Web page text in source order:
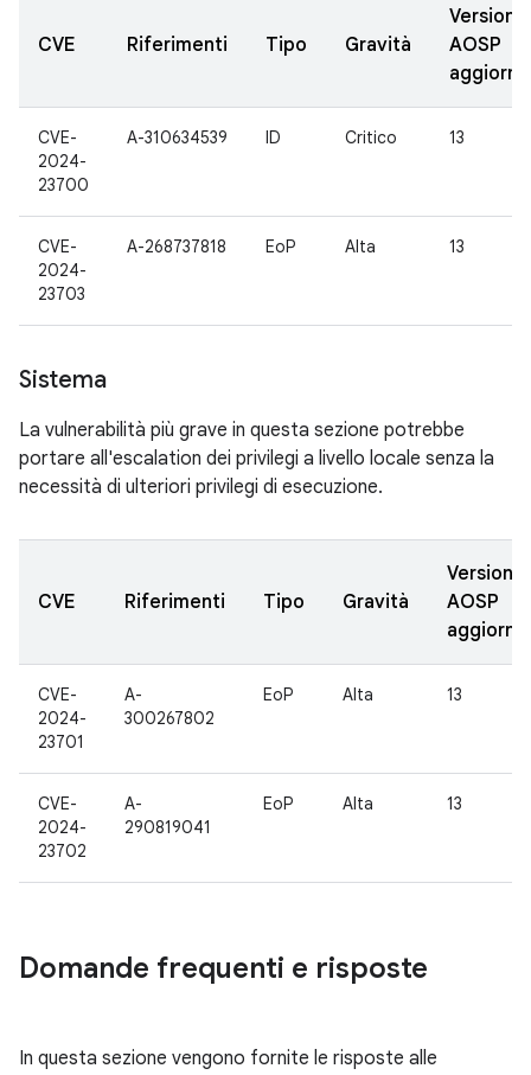
CVE Riferimenti Tipo Gravità
Versioni
AOSP
CVE-
2024-
23700
A-310634539 ID Critico 13
CVE-
2024-
23703
A-268737818 EoP Alta 13
Sistema
La vulnerabilità più grave in questa sezione potrebbe
portare all'escalation dei privilegi a livello locale senza la
necessità di ulteriori privilegi di esecuzione.
CVE Riferimenti Tipo Gravità
Versioni
AOSP
CVE-
2024-
23701
A-
300267802
EoP Alta 13
CVE-
2024-
23702
A-
290819041
EoP Alta 13
Domande frequenti e risposte
In questa sezione vengono fornite le risposte alle